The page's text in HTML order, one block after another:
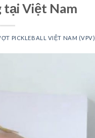
tại Việt Nam
PICKLEBALL VIỆT NAM (VPV)